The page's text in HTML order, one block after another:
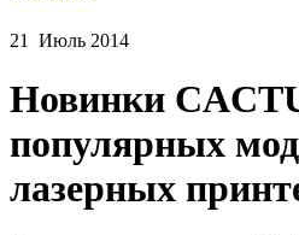
21 Июль 2014
Новинки
популярных
лазерных